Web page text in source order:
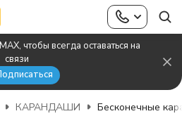
чтобы всегда оставаться на
связи
КАРАНДАШИ Бесконечные